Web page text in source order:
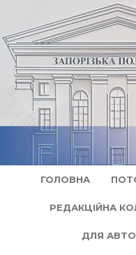
ГОЛОВНА
РЕДАКЦІЙНА
ДЛЯ